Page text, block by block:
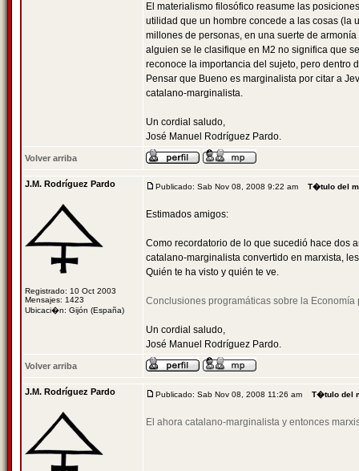
El materialismo filosófico reasume las
utilidad que un hombre concede a las cosas (la
millones de personas, en una suerte de
alguien se le clasifique en M2 no significa que
reconoce la importancia del sujeto, pero dentro
Pensar que Bueno es marginalista por citar a
catalano-marginalista.
Un cordial saludo,
José Manuel Rodríguez Pardo.
Volver arriba
J.M. Rodríguez Pardo
Registrado: 10 Oct 2003
Mensajes: 1423
Ubicaci�n: Gijón (España)
Publicado: Sab Nov 08, 2008 9:22 am T�tulo del
Estimados amigos:
Como recordatorio de lo que sucedió hace dos
catalano-marginalista convertido en marxista,
Quién te ha visto y quién te ve.
Conclusiones programáticas sobre la Economía
Un cordial saludo,
José Manuel Rodríguez Pardo.
Volver arriba
J.M. Rodríguez Pardo Publicado: Sab Nov 08, 2008 11:26 am T�tulo del
El ahora catalano-marginalista y entonces